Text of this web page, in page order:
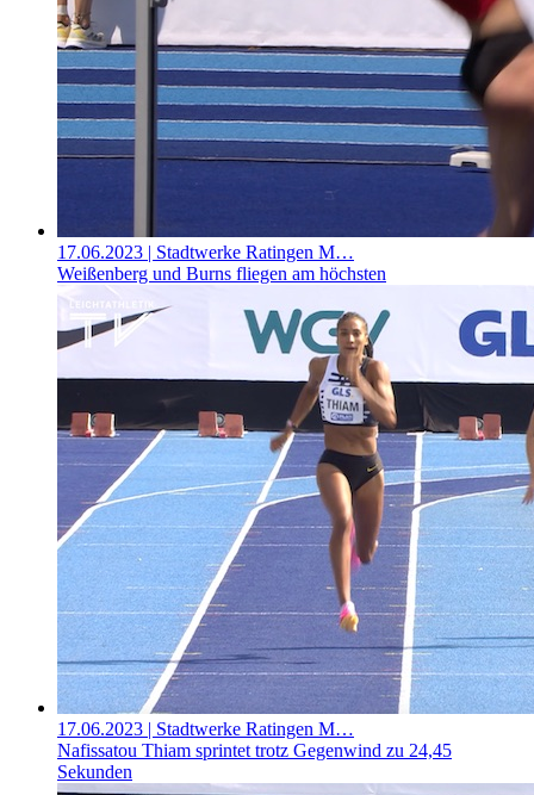
17.06.2023 | Stadtwerke Ratingen M…
Weißenberg und Burns fliegen am höchsten
17.06.2023 | Stadtwerke Ratingen M…
Nafissatou Thiam sprintet trotz Gegenwind zu 24,45
Sekunden